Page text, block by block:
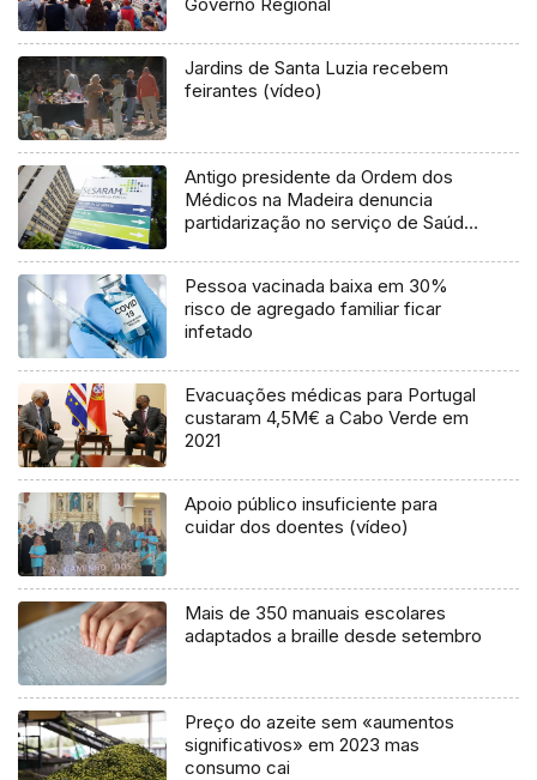
Jardins de Santa Luzia recebem
feirantes (vídeo)
Antigo presidente da Ordem dos
Médicos na Madeira denuncia
partidarização no serviço de Saúde
Pessoa vacinada baixa em 30%
risco de agregado familiar ficar
infetado
Evacuações médicas para Portugal
custaram 4,5M€ a Cabo Verde em
2021
Apoio público insuficiente para
cuidar dos doentes (vídeo)
Mais de 350 manuais escolares
adaptados a braille desde setembro
Preço do azeite sem «aumentos
significativos» em 2023 mas
consumo cai